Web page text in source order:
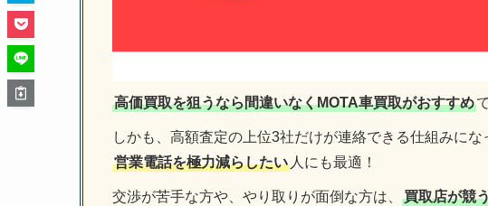
高価買取を狙うなら間違いなくMOTA車買取がおすすめ
しかも、高額査定の上位3社だけが連絡できる仕組みにな
営業電話を極力減らしたい 人にも最適！
交渉が苦手な方や、やり取りが面倒な方は、 買取店が競